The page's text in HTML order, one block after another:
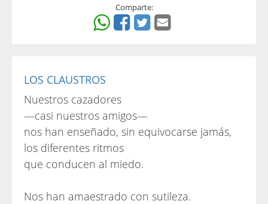
Comparte:
LOS CLAUSTROS
Nuestros cazadores
—casi nuestros amigos—
nos han enseñado, sin equivocarse jamás,
los diferentes ritmos
que conducen al miedo.
Nos han amaestrado con sutileza.